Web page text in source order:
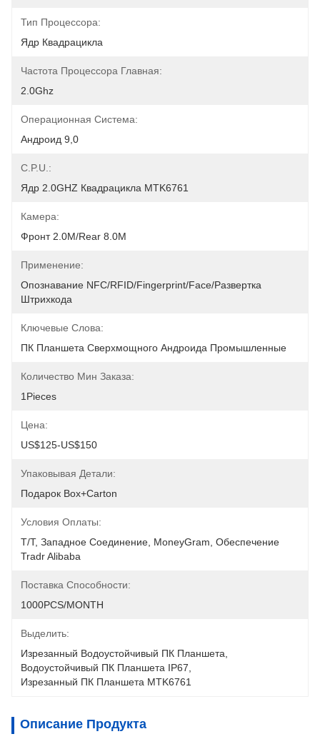
Тип Процессора:
Ядр Квадрацикла
Частота Процессора Главная:
2.0Ghz
Операционная Система:
Андроид 9,0
C.P.U.:
Ядр 2.0GHZ Квадрацикла MTK6761
Камера:
Фронт 2.0M/Rear 8.0M
Применение:
Опознавание NFC/RFID/fingerprint/Face/развертка
Штрихкода
Ключевые Слова:
ПК Планшета Сверхмощного Андроида Промышленные
Количество Мин Заказа:
1Pieces
Цена:
US$125-US$150
Упаковывая Детали:
Подарок Box+carton
Условия Оплаты:
T/T, Западное Соединение, MoneyGram, Обеспечение
Tradr Alibaba
Поставка Способности:
1000PCS/MONTH
Выделить:
Изрезанный Водоустойчивый ПК Планшета
Водоустойчивый ПК Планшета IP67
Изрезанный ПК Планшета MTK6761
Описание Продукта